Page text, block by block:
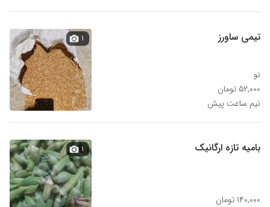
تیمی ساورز
نو
۵۲,۰۰۰ تومان
نیم ساعت پیش
۱
بامیه تازه ارگانیک
۱۴۰,۰۰۰ تومان
۱